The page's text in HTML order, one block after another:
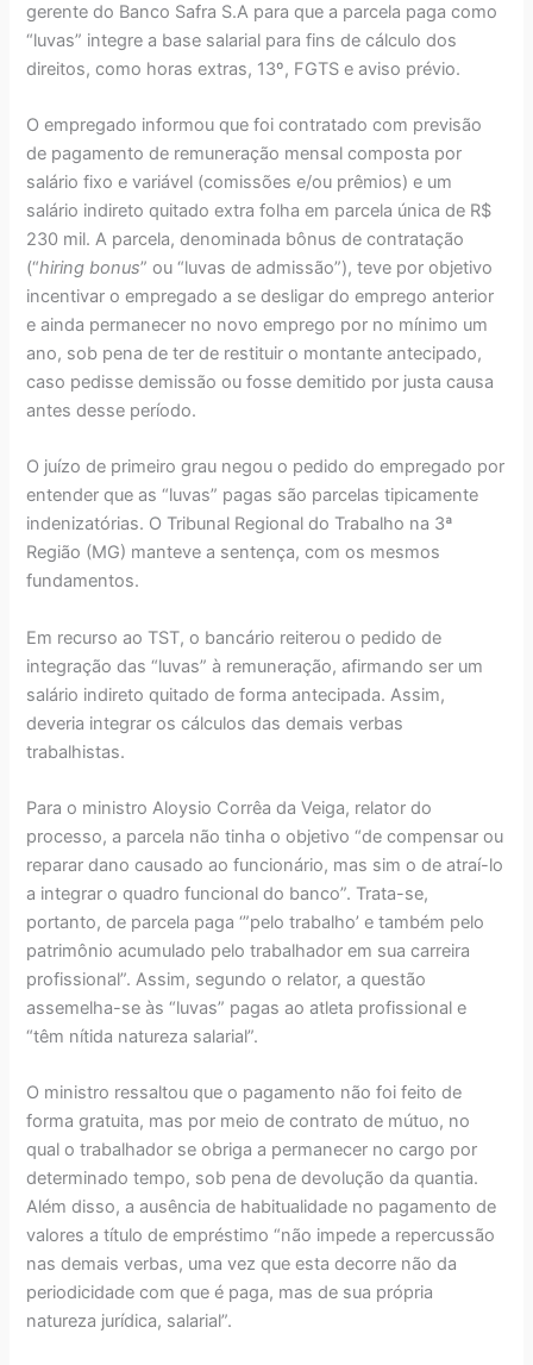
gerente do Banco Safra S.A para que a parcela paga como
“luvas” integre a base salarial para fins de cálculo dos
direitos, como horas extras, 13º, FGTS e aviso prévio.
O empregado informou que foi contratado com previsão
de pagamento de remuneração mensal composta por
salário fixo e variável (comissões e/ou prêmios) e um
salário indireto quitado extra folha em parcela única de R$
230 mil. A parcela, denominada bônus de contratação
(“hiring bonus” ou “luvas de admissão”), teve por objetivo
incentivar o empregado a se desligar do emprego anterior
e ainda permanecer no novo emprego por no mínimo um
ano, sob pena de ter de restituir o montante antecipado,
caso pedisse demissão ou fosse demitido por justa causa
antes desse período.
O juízo de primeiro grau negou o pedido do empregado por
entender que as “luvas” pagas são parcelas tipicamente
indenizatórias. O Tribunal Regional do Trabalho na 3ª
Região (MG) manteve a sentença, com os mesmos
fundamentos.
Em recurso ao TST, o bancário reiterou o pedido de
integração das “luvas” à remuneração, afirmando ser um
salário indireto quitado de forma antecipada. Assim,
deveria integrar os cálculos das demais verbas
trabalhistas.
Para o ministro Aloysio Corrêa da Veiga, relator do
processo, a parcela não tinha o objetivo “de compensar ou
reparar dano causado ao funcionário, mas sim o de atraí-lo
a integrar o quadro funcional do banco”. Trata-se,
portanto, de parcela paga ‘”pelo trabalho’ e também pelo
patrimônio acumulado pelo trabalhador em sua carreira
profissional”. Assim, segundo o relator, a questão
assemelha-se às “luvas” pagas ao atleta profissional e
“têm nítida natureza salarial”.
O ministro ressaltou que o pagamento não foi feito de
forma gratuita, mas por meio de contrato de mútuo, no
qual o trabalhador se obriga a permanecer no cargo por
determinado tempo, sob pena de devolução da quantia.
Além disso, a ausência de habitualidade no pagamento de
valores a título de empréstimo “não impede a repercussão
nas demais verbas, uma vez que esta decorre não da
periodicidade com que é paga, mas de sua própria
natureza jurídica, salarial”.